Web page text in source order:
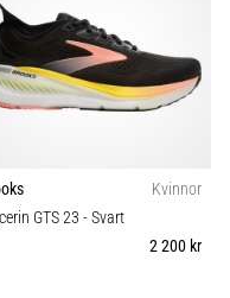
Kvinnor
GTS 23 - Svart
2 200 kr